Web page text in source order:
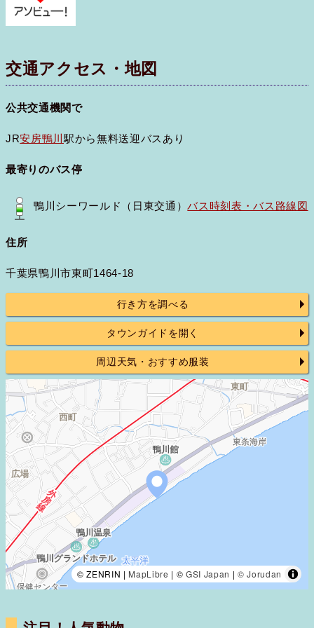
交通アクセス・地図
公共交通機関で
JR安房鴨川駅から無料送迎バスあり
最寄りのバス停
鴨川シーワールド（日東交通）バス時刻表・バス路線図
住所
千葉県鴨川市東町1464-18
行き方を調べる
タウンガイドを開く
周辺天気・おすすめ服装
© ZENRIN | MapLibre | © GSI Japan | © Jorudan